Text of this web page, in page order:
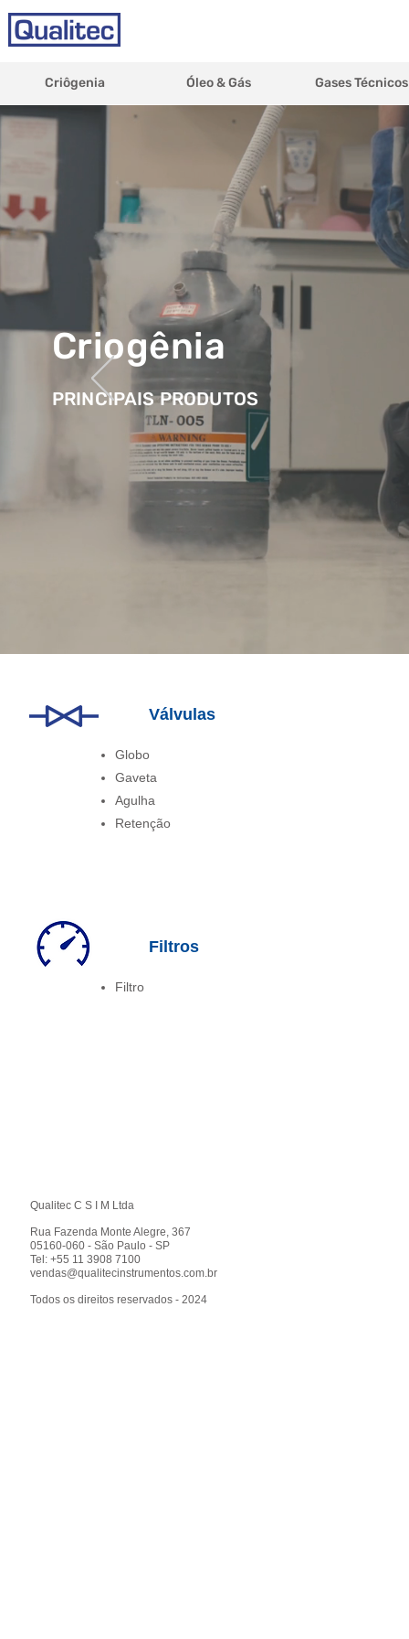
Criôgenia Óleo & Gás Gases Técnicos
Criogênia
PRINCIPAIS PRODUTOS
Válvulas
Globo
Gaveta
Agulha
Retenção
Filtros
Filtro
Qualitec C S I M Ltda
Rua Fazenda Monte Alegre, 367
05160-060 - São Paulo - SP
Tel: +55 11 3908 7100
vendas@qualitecinstrumentos.com.br
Todos os direitos reservados - 2024